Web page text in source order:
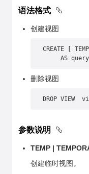
语法格式
创建视图
CREATE [
AS
删除视图
DROP VIEW
参数说明
TEMP |
创建临时视图。